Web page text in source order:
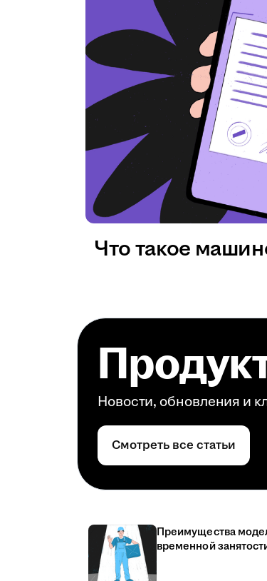
Что такое
Новости, обновления и
Смотреть все статьи
Преимущества
временной